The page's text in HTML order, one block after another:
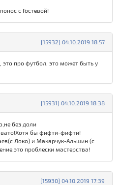
с Гостевой!
[15932] 04.10.2019 18:57
это про футбол, это может быть у
[15931] 04.10.2019 18:38
без доли
бы фифти-фифти!
Локо) и Макарчук-Альшин (с
проблески мастерства!
[15930] 04.10.2019 17:39